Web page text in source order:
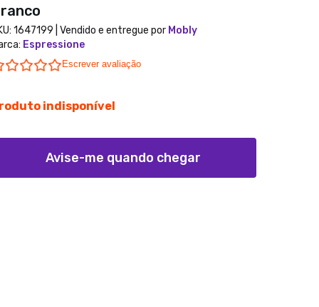
1647199 | Vendido e entregue por Mobly
: Espressione
0.0 star rating
Escrever avaliação
indisponível
Avise-me quando chegar